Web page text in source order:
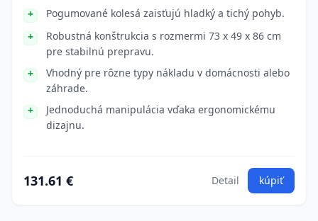
Pogumované kolesá zaisťujú hladký a tichý pohyb.
Robustná konštrukcia s rozmermi 73 x 49 x 86 cm
pre stabilnú prepravu.
Vhodný pre rôzne typy nákladu v domácnosti alebo
záhrade.
Jednoduchá manipulácia vďaka ergonomickému
dizajnu.
131.61 € Detail kúpiť